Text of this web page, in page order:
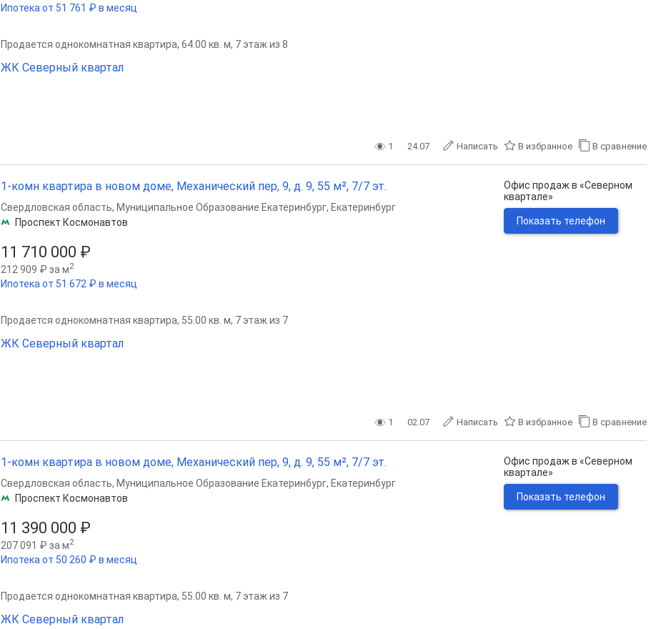
Ипотека от 51 761 ₽ в месяц
Продается однокомнатная квартира, 64.00 кв. м, 7 этаж из 8
ЖК Северный квартал
1 24.07 Написать В избранное В сравнение
1-комн квартира в новом доме, Механический пер, 9, д. 9, 55 м², 7/7 эт.
11 710 000 ₽
212 909 ₽ за м2
Ипотека от 51 672 ₽ в месяц
Свердловская область, Муниципальное Образование Екатеринбург, Екатеринбург
Проспект Космонавтов
Продается однокомнатная квартира, 55.00 кв. м, 7 этаж из 7
ЖК Северный квартал
Офис продаж в «Северном
квартале»
Показать телефон
1 02.07 Написать В избранное В сравнение
1-комн квартира в новом доме, Механический пер, 9, д. 9, 55 м², 7/7 эт.
11 390 000 ₽
207 091 ₽ за м2
Ипотека от 50 260 ₽ в месяц
Свердловская область, Муниципальное Образование Екатеринбург, Екатеринбург
Проспект Космонавтов
Продается однокомнатная квартира, 55.00 кв. м, 7 этаж из 7
ЖК Северный квартал
Офис продаж в «Северном
квартале»
Показать телефон